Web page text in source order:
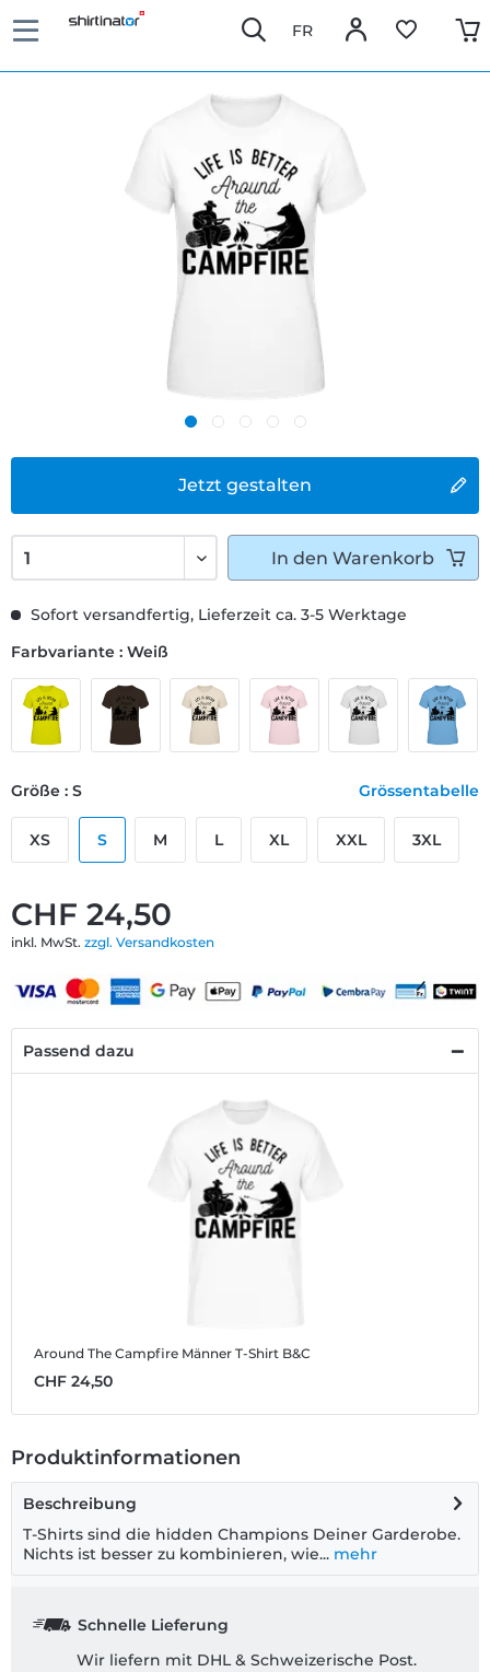
FR
Jetzt gestalten
CHF 24,50
inkl. MwSt. zzgl. Versandkosten
Sofort versandfertig, Lieferzeit ca. 3-5 Werktage
Farbvariante : Weiß
Größe : S Grössentabelle
XS S M L XL XXL 3XL
In den Warenkorb
Passend dazu
Around The Campfire Männer T-Shirt B&C
CHF 24,50
Produktinformationen
Beschreibung
T-Shirts sind die hidden Champions Deiner Garderobe.
Nichts ist besser zu kombinieren, wie... mehr
Schnelle Lieferung
Wir liefern mit DHL & Schweizerische Post.